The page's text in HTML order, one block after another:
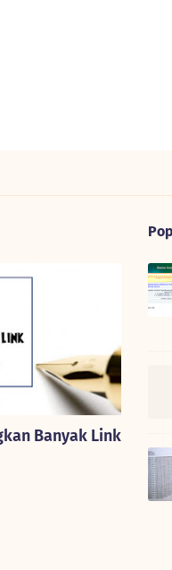
Banyak Link